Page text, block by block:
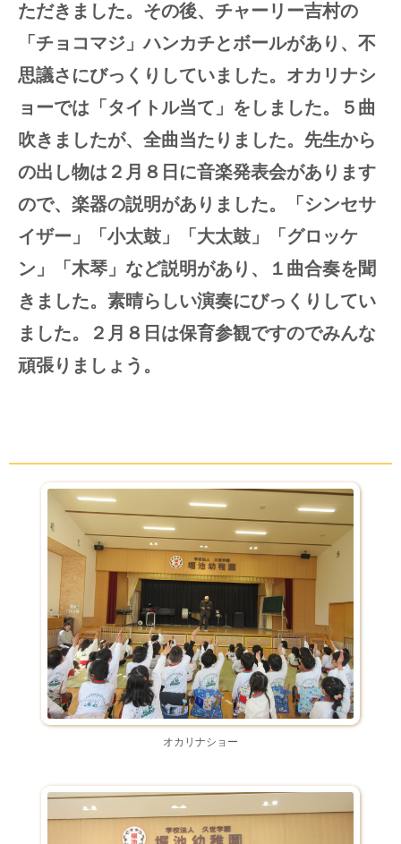
ただきました。その後、チャーリー吉村の
「チョコマジ」ハンカチとボールがあり、不
思議さにびっくりしていました。オカリナシ
ョーでは「タイトル当て」をしました。５曲
吹きましたが、全曲当たりました。先生から
の出し物は２月８日に音楽発表会があります
ので、楽器の説明がありました。「シンセサ
イザー」「小太鼓」「大太鼓」「グロッケ
ン」「木琴」など説明があり、１曲合奏を聞
きました。素晴らしい演奏にびっくりしてい
ました。２月８日は保育参観ですのでみんな
頑張りましょう。
オカリナショー